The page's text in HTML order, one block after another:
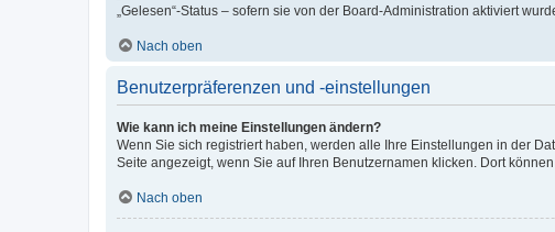
„Gelesen“-Status – sofern sie von der Board-Administration aktiviert
Nach oben
Benutzerpräferenzen und -einstellungen
Wie kann ich meine Einstellungen ändern?
Wenn Sie sich registriert haben, werden alle Ihre Einstellungen in der
Seite angezeigt, wenn Sie auf Ihren Benutzernamen klicken. Dort
Nach oben